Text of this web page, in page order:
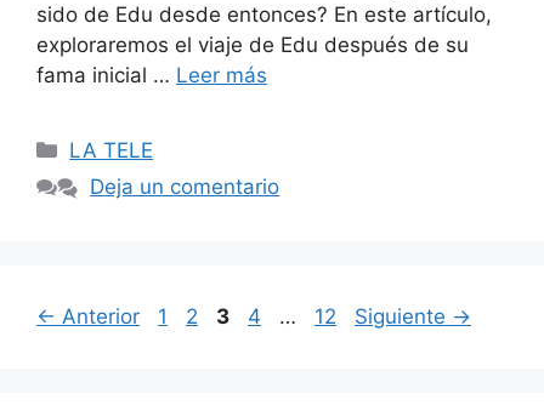
sido de Edu desde entonces? En este artículo,
exploraremos el viaje de Edu después de su
fama inicial … Leer más
Categorías
LA TELE
Deja un comentario
← Anterior Página
1 Página
2 Página
3 Página
4 … Página
12 Siguiente →